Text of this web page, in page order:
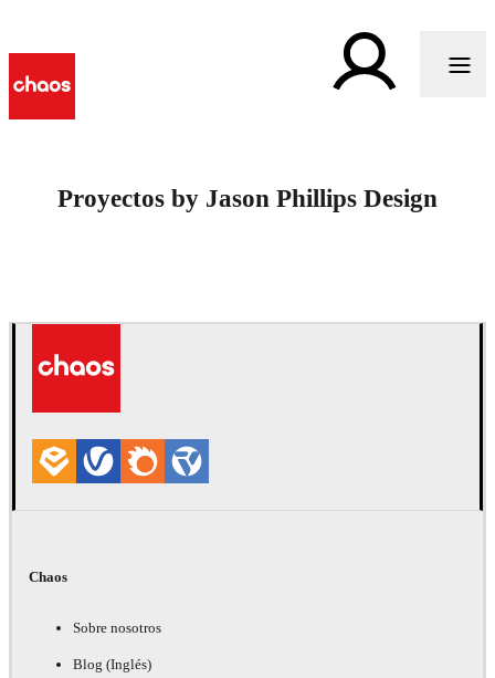
Proyectos by Jason Phillips Design
Chaos
Sobre nosotros
Blog (Inglés)